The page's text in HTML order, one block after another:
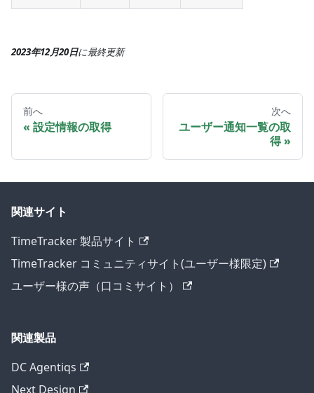
2023年12月20日に最終更新
前へ
設定情報の取得
次へ
ユーザー通知一覧の取
得
関連サイト
TimeTracker 製品サイト
TimeTracker コミュニティサイト(ユーザー様限定)
ユーザー様の声（口コミサイト）
関連製品
DC Agentiqs
Next Design